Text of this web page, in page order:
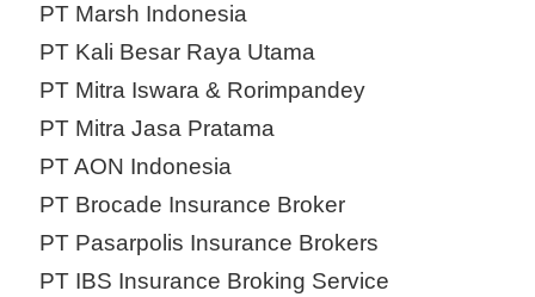
PT Marsh Indonesia
PT Kali Besar Raya Utama
PT Mitra Iswara & Rorimpandey
PT Mitra Jasa Pratama
PT AON Indonesia
PT Brocade Insurance Broker
PT Pasarpolis Insurance Brokers
PT IBS Insurance Broking Service